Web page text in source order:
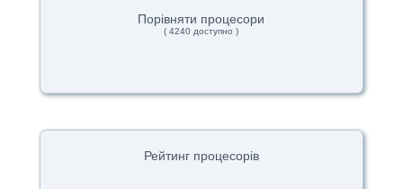
Порівняти процесори
( 4240 доступно )
Рейтинг процесорів